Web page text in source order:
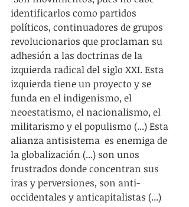
identificarlos como partidos
políticos, continuadores de grupos
revolucionarios que proclaman su
adhesión a las doctrinas de la
izquierda radical del siglo XXI. Esta
izquierda tiene un proyecto y se
funda en el indigenismo, el
neoestatismo, el nacionalismo, el
militarismo y el populismo (...) Esta
alianza antisistema  es enemiga de
la globalización (...) son unos
frustrados donde concentran sus
iras y perversiones, son anti-
occidentales y anticapitalistas (...)